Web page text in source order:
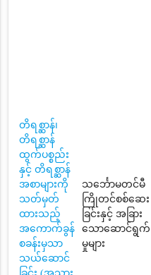
တိရစ္ဆာန်၊
တိရစ္ဆာန်
ထွက်ပစ္စည်း
နှင့် တိရစ္ဆာန်
အစာများကို
သတ်မှတ်
ထားသည့်
အကောက်ခွန်
စခန်းမှသာ
သယ်ဆောင်
သင်္ဘောမတင်မီ
ကြိုတင်စစ်ဆေး
ခြင်းနှင့် အခြား
သောဆောင်ရွက်
မှုများ